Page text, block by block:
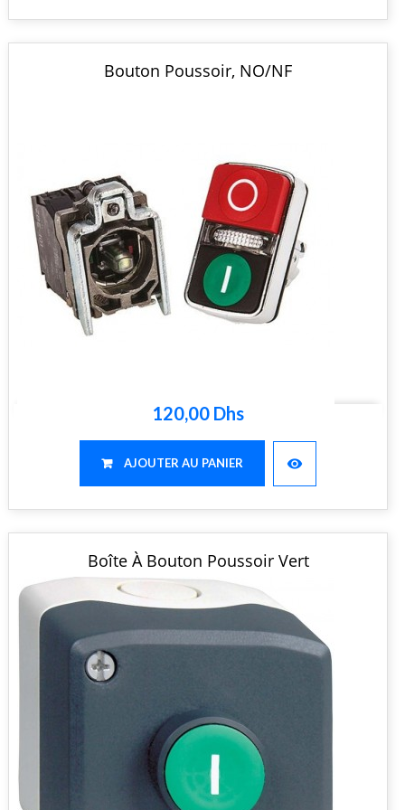
Bouton Poussoir, NO/NF
120,00 Dhs
AJOUTER AU PANIER visibility
Boîte À Bouton Poussoir Vert